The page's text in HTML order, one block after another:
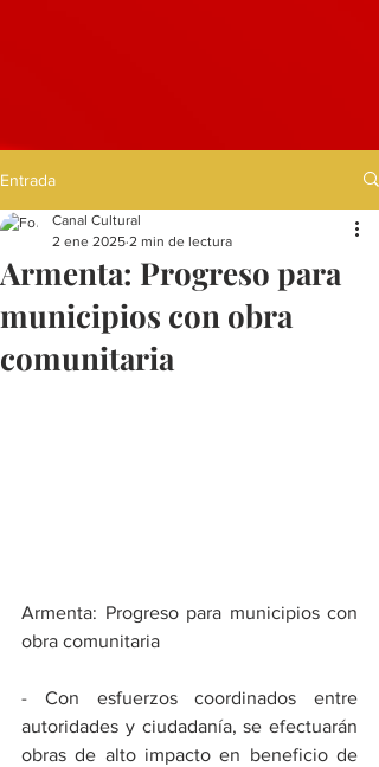
Entrada
Armenta: Progreso para
municipios con obra
comunitaria
Canal Cultural
2 ene 2025 2 min de lectura
Armenta: Progreso para municipios con
obra comunitaria
- Con esfuerzos coordinados entre
autoridades y ciudadanía, se efectuarán
obras de alto impacto en beneficio de